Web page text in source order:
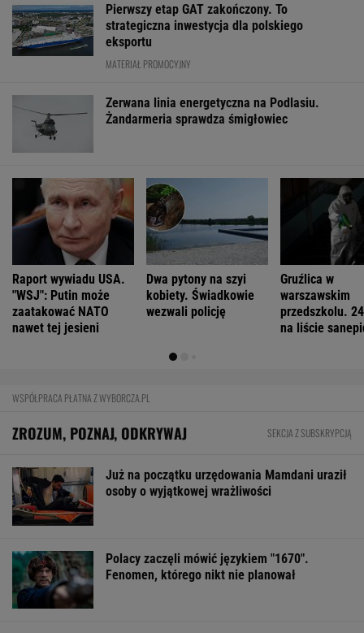
Pierwszy etap GAT zakończony. To
strategiczna inwestycja dla polskiego
eksportu
MATERIAŁ PROMOCYJNY
Zerwana linia energetyczna na Podlasiu.
Żandarmeria sprawdza śmigłowiec
Raport wywiadu USA.
"WSJ": Putin może
zaatakować NATO
nawet tej jesieni
Dwa pytony na szyi
kobiety. Świadkowie
wezwali policję
Gruźlica w
warszawskim
przedszkolu.
na liście
WSPÓŁPRACA PŁATNA Z WYBORCZA.PL
ZROZUM, POZNAJ, ODKRYWAJ SEKCJA Z SUBSKRYPCJĄ
Już na początku urzędowania Mamdani uraził
osoby o wyjątkowej wrażliwości
Polacy zaczęli mówić językiem "1670".
Fenomen, którego nikt nie planował